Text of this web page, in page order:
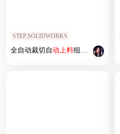
STEP,SOLIDWORKS
全自动裁切自动上料组装 线